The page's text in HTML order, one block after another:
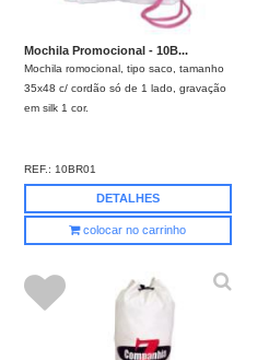
Mochila Promocional - 10B...
Mochila romocional, tipo saco, tamanho
35x48 c/ cordão só de 1 lado, gravação
em silk 1 cor.
REF.: 10BR01
DETALHES
colocar no carrinho